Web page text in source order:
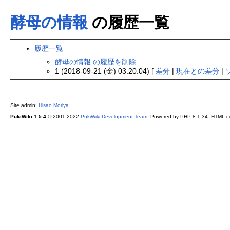
酵母の情報 の履歴一覧
履歴一覧
酵母の情報 の履歴を削除
1 (2018-09-21 (金) 03:20:04) [ 差分| 現在との差分|
Site admin: Hisao Moriya
PukiWiki 1.5.4© 2001-2022 PukiWiki Development Team. Powered by PHP 8.1.34. HTML